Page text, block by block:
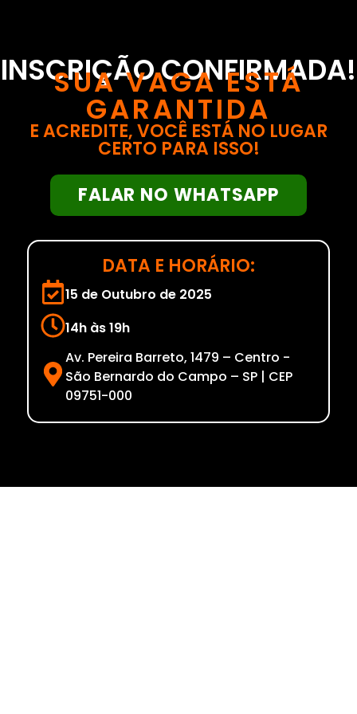
INSCRIÇÃO CONFIRMADA!
SUA VAGA ESTÁ
GARANTIDA
E ACREDITE, VOCÊ ESTÁ NO LUGAR
CERTO PARA ISSO!
FALAR NO WHATSAPP
DATA E HORÁRIO:
15 de Outubro de 2025
14h às 19h
Av. Pereira Barreto, 1479 – Centro -
São Bernardo do Campo – SP | CEP
09751-000